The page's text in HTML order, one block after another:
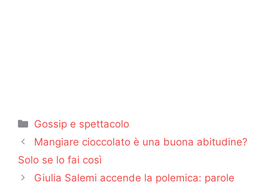
Categorie
Gossip e spettacolo
Mangiare cioccolato è una buona abitudine?
Solo se lo fai così
Giulia Salemi accende la polemica: parole